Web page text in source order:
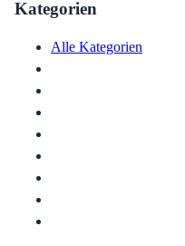
Kategorien
Alle Kategorien